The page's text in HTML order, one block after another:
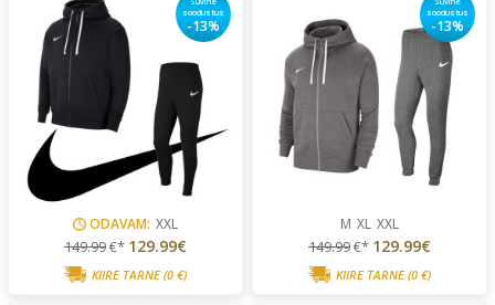
soodustus
-13%
ODAVAM: XXL
149.99€* 129.99€
KIIRE TARNE(0 €)
soodustus
-13%
M XL XXL
149.99€* 129.99€
KIIRE TARNE(0 €)